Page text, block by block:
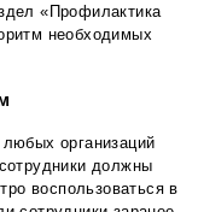
«Профилактика
необходимых
организаций
должны
воспользоваться в